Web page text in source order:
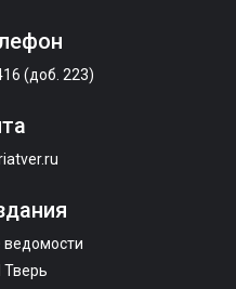
(доб. 223)
ведомости